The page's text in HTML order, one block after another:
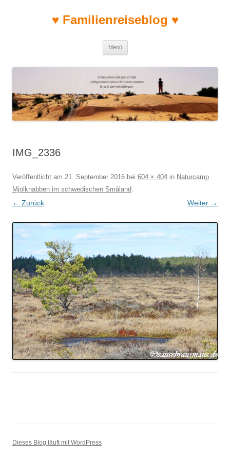
♥ Familienreiseblog ♥
Menü
IMG_2336
Veröffentlicht am 21. September 2016 bei 604 × 404 in Naturcamp
Mjölknabben im schwedischen Småland.
← Zurück Weiter →
Dieses Blog läuft mit WordPress